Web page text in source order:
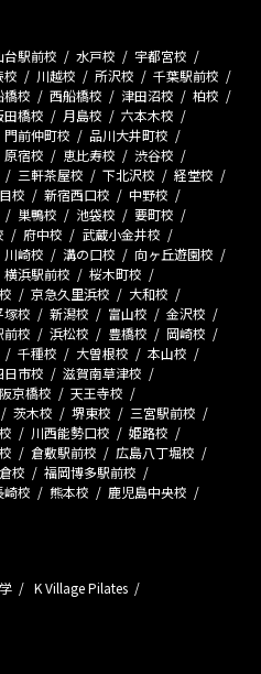
台駅前校 水戸校
宇都宮校
校 川越校 所沢校
千葉駅前校
橋校 西船橋校 津田沼校
柏校
田橋校 月島校
六本木校
門前仲町校
品川大井町校
原宿校 恵比寿校
渋谷校
三軒茶屋校 下北沢校
経堂校
校 新宿西口校
中野校
巣鴨校 池袋校
要町校
府中校
武蔵小金井校
川崎校 溝の口校
向ヶ丘遊園校
横浜駅前校
桜木町校
京急久里浜校
大和校
塚校 新潟校 富山校
金沢校
前校 浜松校 豊橋校
岡崎校
千種校 大曽根校
本山校
日市校
滋賀南草津校
京橋校
天王寺校
茨木校 堺東校
三宮駅前校
川西能勢口校
姫路校
倉敷駅前校
広島八丁堀校
校
福岡博多駅前校
崎校 熊本校
鹿児島中央校
K Village Pilates